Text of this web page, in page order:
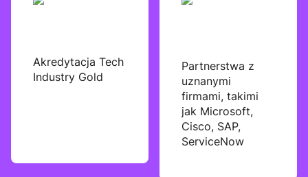
Akredytacja Tech
Industry Gold
Partnerstwa z
uznanymi
firmami, takimi
jak Microsoft,
Cisco, SAP,
ServiceNow